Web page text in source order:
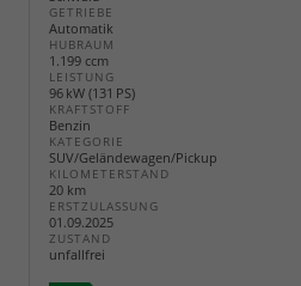
GETRIEBE
Automatik
HUBRAUM
1.199 ccm
LEISTUNG
96 kW (131 PS)
KRAFTSTOFF
Benzin
KATEGORIE
SUV/Geländewagen/Pickup
KILOMETERSTAND
20 km
ERSTZULASSUNG
01.09.2025
ZUSTAND
unfallfrei